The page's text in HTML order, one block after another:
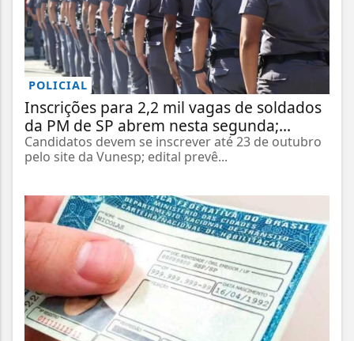
POLICIAL
Inscrições para 2,2 mil vagas de soldados
da PM de SP abrem nesta segunda;...
Candidatos devem se inscrever até 23 de outubro
pelo site da Vunesp; edital prevê...